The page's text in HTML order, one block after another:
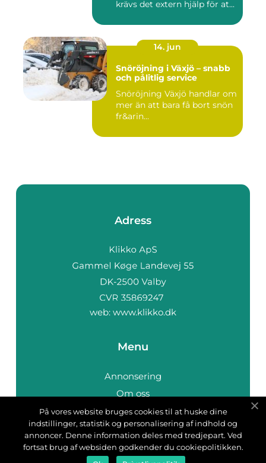
krävs det extern hjälp för at...
14. jun
Snöröjning i Växjö – snabb
och pålitlig service
Snöröjning Växjö handlar om
mer än att bara få bort snön
fr&arin...
Adress
web: www.klikko.dk
Menu
Annonsering
Om oss
Cookies
Kontakta oss
Sitemap
På vores website bruges cookies til at huske dine
indstillinger, statistik og personalisering af indhold og
annoncer. Denne information deles med tredjepart. Ved
fortsat brug af websiden godkender du cookiepolitikken.